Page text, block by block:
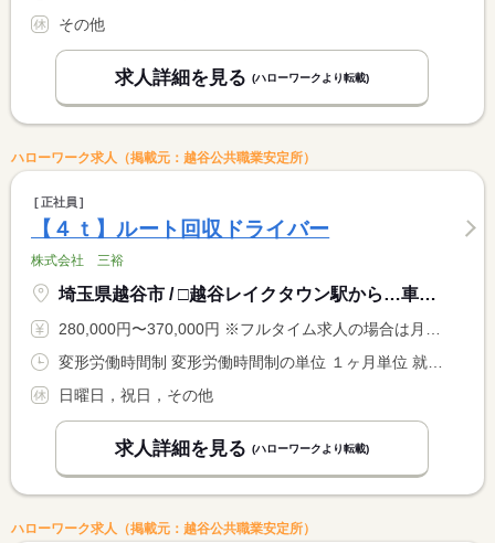
その他
求人詳細を見る (ハローワークより転載)
ハローワーク求人（掲載元：越谷公共職業安定所）
正社員
【４ｔ】ルート回収ドライバー
株式会社 三裕
埼玉県越谷市 / □越谷レイクタウン駅から…車：５分 自転車：１０分
280,000円〜370,000円 ※フルタイム求人の場合は月額（換算額）、パート求人の場合は時間額を表示しています。
日曜日，祝日，その他
求人詳細を見る (ハローワークより転載)
ハローワーク求人（掲載元：越谷公共職業安定所）